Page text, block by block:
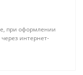
при оформлении
интернет-